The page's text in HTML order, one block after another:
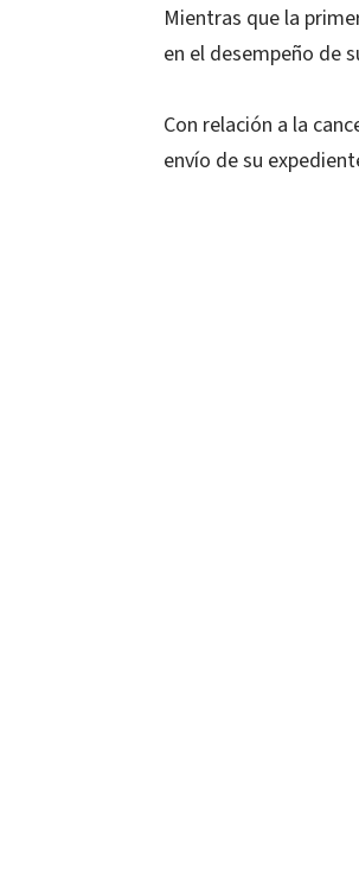
Mientras que la
en el desempeño de
Con relación a la
envío de su